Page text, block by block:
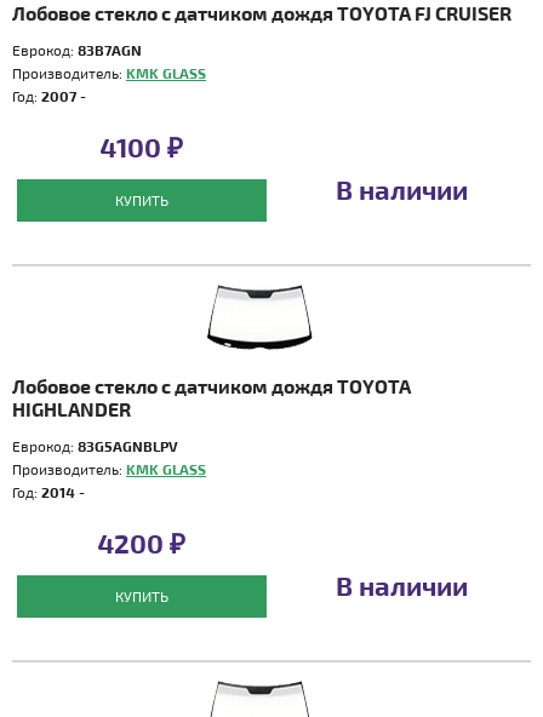
Лобовое стекло с датчиком дождя TOYOTA FJ CRUISER
Еврокод: 83B7AGN
Производитель: KMK GLASS
Год: 2007 -
4100 ₽
КУПИТЬ В наличии
Лобовое стекло с датчиком дождя TOYOTA
HIGHLANDER
Еврокод: 83G5AGNBLPV
Производитель: KMK GLASS
Год: 2014 -
4200 ₽
КУПИТЬ В наличии